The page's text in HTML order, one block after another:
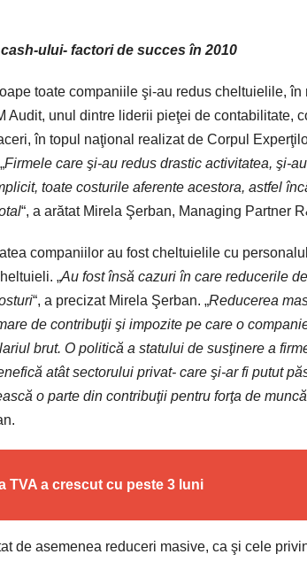
ului- factori de succes în 2010
toate companiile şi-au redus cheltuielile,
Audit, unul dintre liderii pieţei de contabilitate,
în topul naţional realizat de Corpul
Firmele care şi-au redus drastic activitatea, şi-
toate costurile aferente acestora, astfel
“, a arătat Mirela Şerban, Managing Partner
companiilor au fost cheltuielile cu
„Au fost însă cazuri în care reducerile
“, a precizat Mirela Şerban. „Reducerea
de contribuţii şi impozite pe care o
brut. O politică a statului de susţinere a
atât sectorului privat- care şi-ar fi putut
o parte din contribuţii pentru forţa de
TVA a crescut cu peste 3 luni
de asemenea reduceri masive, ca şi cele